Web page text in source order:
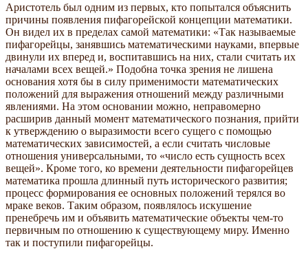
Аристотель был одним из первых, кто попытался объяснить
причины появления пифагорейской концепции математики.
Он видел их в пределах самой математики: «Так называемые
пифагорейцы, занявшись математическими науками, впервые
двинули их вперед и, воспитавшись на них, стали считать их
началами всех вещей.» Подобна точка зрения не лишена
основания хотя бы в силу применимости математических
положений для выражения отношений между различными
явлениями. На этом основании можно, неправомерно
расширив данный момент математического познания, прийти
к утверждению о выразимости всего сущего с помощью
математических зависимостей, а если считать числовые
отношения универсальными, то «число есть сущность всех
вещей». Кроме того, ко времени деятельности пифагорейцев
математика прошла длинный путь исторического развития;
процесс формирования ее основных положений терялся во
мраке веков. Таким образом, появлялось искушение
пренебречь им и объявить математические объекты чем-то
первичным по отношению к существующему миру. Именно
так и поступили пифагорейцы.